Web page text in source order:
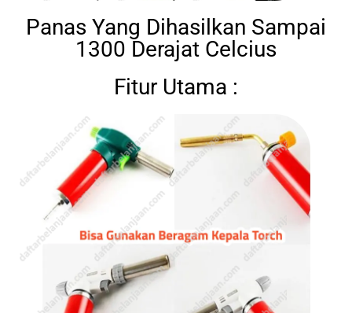
Panas Yang Dihasilkan Sampai
1300 Derajat Celcius
Fitur Utama :